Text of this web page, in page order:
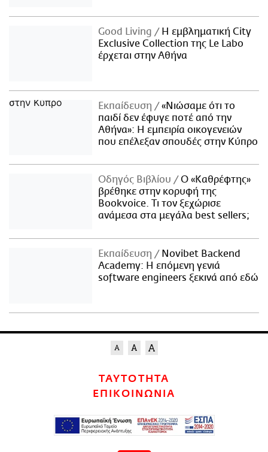
Good Living
Η εμβληματική City
Exclusive Collection της Le Labo
έρχεται στην Αθήνα
Εκπαίδευση
«Νιώσαμε ότι το
παιδί δεν έφυγε ποτέ από την
Αθήνα»: Η εμπειρία οικογενειών
που επέλεξαν σπουδές στην Κύπρο
Οδηγός Βιβλίου
Ο «Καθρέφτης»
βρέθηκε στην κορυφή της
Bookvoice. Τι τον ξεχώρισε
ανάμεσα στα μεγάλα best sellers;
Εκπαίδευση
Novibet Backend
Academy: Η επόμενη γενιά
software engineers ξεκινά από εδώ
ΤΑΥΤΟΤΗΤΑ
ΕΠΙΚΟΙΝΩΝΙΑ